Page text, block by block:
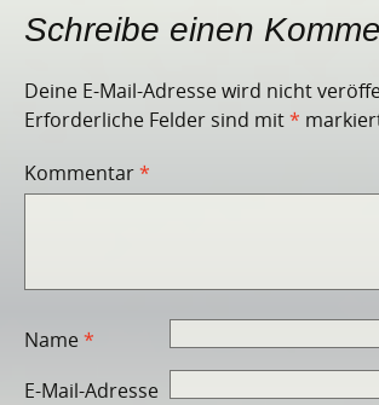
Schreibe einen
Deine E-Mail-Adresse wird nicht
Erforderliche Felder sind mit*
Kommentar*
Name*
E-Mail-Adresse